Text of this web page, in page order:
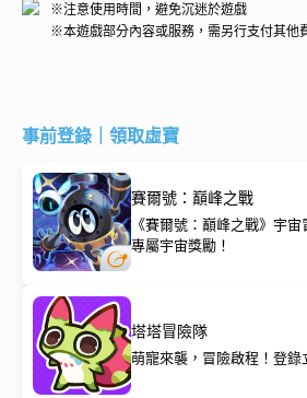
※注意使用時間，避免沉迷於遊戲
※本遊戲部分內容或服務，需另行支付其他
事前登錄｜領取虛寶
賽爾號：巔峰之戰
《賽爾號：巔峰之戰》宇
專屬宇宙獎勵！
塔塔冒險隊
萌寵來襲，冒險啟程！登錄